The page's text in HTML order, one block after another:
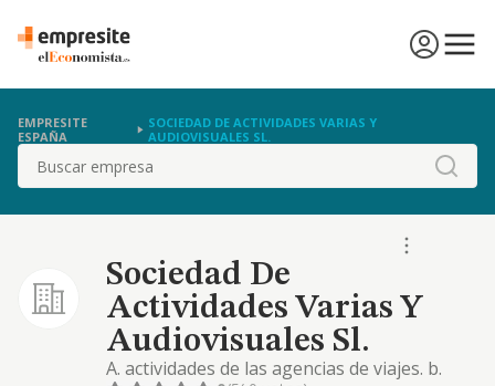
EMPRESITE
ESPAÑA
SOCIEDAD DE ACTIVIDADES VARIAS Y
AUDIOVISUALES SL.
Buscar
Sociedad De
Actividades Varias Y
Audiovisuales Sl.
A. actividades de las agencias de viajes. b.